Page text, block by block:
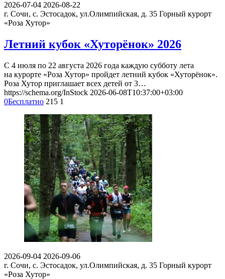
2026-07-04 2026-08-22
г. Сочи, с. Эстосадок, ул.Олимпийская, д. 35 Горный курорт
«Роза Хутор»
Летний кубок «Хуторёнок» 2026
С 4 июля по 22 августа 2026 года каждую субботу лета
на курорте «Роза Хутор» пройдет летний кубок «Хуторёнок».
Роза Хутор приглашает всех детей от 3…
https://schema.org/InStock 2026-06-08T10:37:00+03:00
0Бесплатно 215 1
2026-09-04 2026-09-06
г. Сочи, с. Эстосадок, ул.Олимпийская, д. 35 Горный курорт
«Роза Хутор»